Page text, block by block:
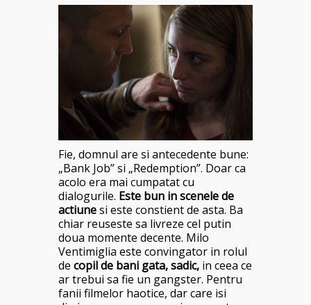
Fie, domnul are si antecedente bune:
„Bank Job” si „Redemption”. Doar ca
acolo era mai cumpatat cu
dialogurile. Este bun in scenele de
actiunesi este constient de asta. Ba
chiar reuseste sa livreze cel putin
doua momente decente. Milo
Ventimiglia este convingator in rolul
de copil de bani gata, sadic, in ceea ce
ar trebui sa fie un gangster. Pentru
fanii filmelor haotice, dar care isi